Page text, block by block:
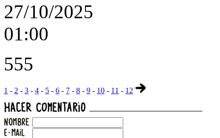
27/10/2025
01:00
555
1 - 2 - 3 - 4 - 5 - 6 - 7 - 8 - 9 - 10 - 11 - 12